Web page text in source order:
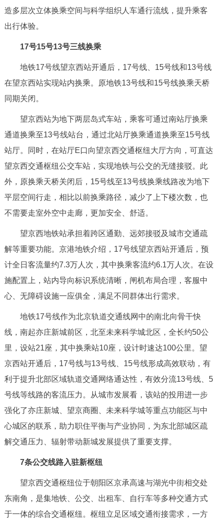
多语种
DEUTSCH FRANÇAIS РУССКИЙ ЯЗЫК
ITALIANO
造多层次立体换乘空间与科学组织人车通行流线，提升乘客
出行体验。
17号15号13号三线换乘
地铁17号线望京西站开通后，17号线、15号线和13号线
在望京西站实现站内换乘。原地铁13号线和15号线换乘天桥
同期关闭。
望京西站为地下两层岛式车站，乘客可通过南站厅换乘
通道换乘至13号线站台，通过北站厅换乘通道换乘至15号线
站厅。同时，在站厅E口向望京西交通枢纽大厅方向，可直达
望京西交通枢纽公交车站，实现地铁与公交的无缝接驳。此
外，原换乘天桥关闭后，15号线至13号线换乘线路改为地下
平层空间行走，相比以前换乘路径，减少了上下楼次数，也
不需要走室外空中走廊，更加安全、舒适。
望京西地铁站承担着跨区通勤、远郊接驳及城市交通疏
解等重要功能。京港地铁介绍，17号线望京西站开通后，预
计全日客流量约7.3万人次，其中换乘客流约6.1万人次。在设
施配置上，站内导向标识系统清晰，闸机布局合理，客服中
心、无障碍设施一应俱全，满足不同群体出行需求。
地铁17号线作为北京轨道交通线网中的南北向骨干快
线，南起亦庄新城前区，北至未来科学城北区，全长约50公
里，设站21座，其中换乘站10座，设计时速达100公里。望
京西站开通后，17号线与13号线、15号线形成高效联动，有
利于提升北部区域轨道交通网络通达性，有效分流13号线、5
号线等线路的客流压力。从城市发展看，该站的投用进一步
强化了亦庄新城、望京商圈、未来科学城等重点功能区与中
心城区的联系，助力职住平衡与产业协同，为东北部城区疏
解交通压力、辐射带动新城发展提供了重要支撑。
7条公交线路入驻新枢纽
望京西交通枢纽位于朝阳区京承高速与湖光中街相交处
东南角，是集地铁、公交、出租车、自行车等多种交通方式
于一体的综合交通枢纽。枢纽立足区域交通衔接需求，一方